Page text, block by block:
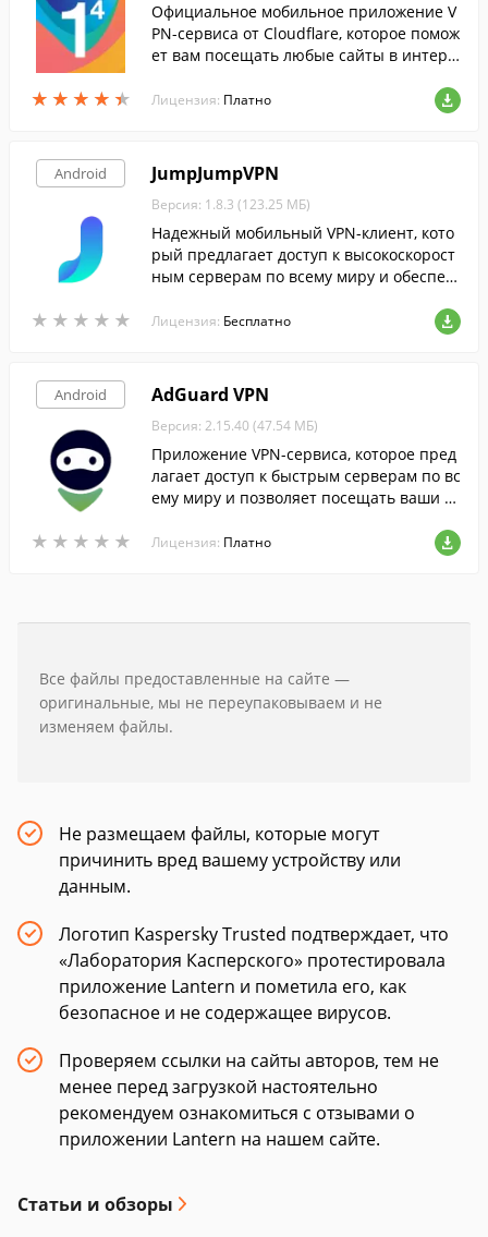
★ ★ ★ ★ ★
★ ★ ★ ★ ★
Официальное мобильное приложение V
PN-сервиса от Cloudflare, которое помож
ет вам посещать любые сайты в интерн
ь программу можно бесплатно.
Лицензия: Платно
Android
★ ★ ★ ★ ★
★ ★ ★ ★ ★
JumpJumpVPN
Версия: 1.8.3 (123.25 МБ)
Надежный мобильный VPN-клиент, кото
рый предлагает доступ к высокоскорост
ным серверам по всему миру и обеспеч
каждого.
Лицензия: Бесплатно
Android
★ ★ ★ ★ ★
★ ★ ★ ★ ★
AdGuard VPN
Версия: 2.15.40 (47.54 МБ)
Приложение VPN-сервиса, которое пред
лагает доступ к быстрым серверам по вс
ему миру и позволяет посещать ваши л
следов.
Лицензия: Платно
Все файлы предоставленные на сайте —
оригинальные, мы не переупаковываем и не
изменяем файлы.
Не размещаем файлы, которые могут
причинить вред вашему устройству или
данным.
Логотип Kaspersky Trusted подтверждает, что
«Лаборатория Касперского» протестировала
приложение Lantern и пометила его, как
безопасное и не содержащее вирусов.
Проверяем ссылки на сайты авторов, тем не
менее перед загрузкой настоятельно
рекомендуем ознакомиться с отзывами о
приложении Lantern на нашем сайте.
Статьи и обзоры